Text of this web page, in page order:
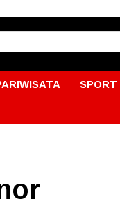
SPORT